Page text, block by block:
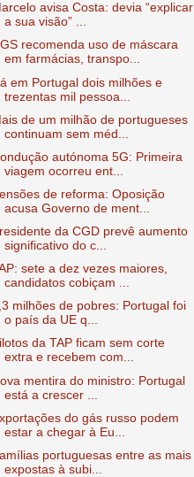
avisa Costa: devia “explicar
a sua visão” ...
recomenda uso de máscara
em farmácias, transpo...
em Portugal dois milhões e
trezentas mil pessoa...
de um milhão de portugueses
continuam sem méd...
autónoma 5G: Primeira
viagem ocorreu ent...
de reforma: Oposição
acusa Governo de ment...
da CGD prevê aumento
significativo do c...
sete a dez vezes maiores,
candidatos cobiçam ...
milhões de pobres: Portugal foi
o país da UE q...
da TAP ficam sem corte
extra e recebem com...
mentira do ministro: Portugal
está a crescer ...
do gás russo podem
estar a chegar à Eu...
portuguesas entre as mais
expostas à subi...